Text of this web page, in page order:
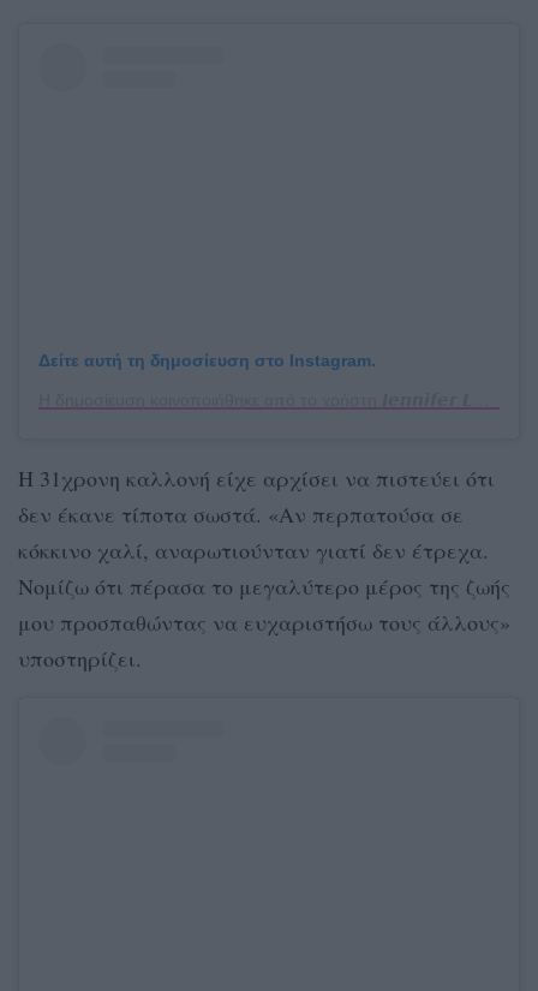
Δείτε αυτή τη δημοσίευση στο Instagram.
Η 31χρονη καλλονή είχε αρχίσει να πιστεύει ότι
δεν έκανε τίποτα σωστά. «Αν περπατούσα σε
κόκκινο χαλί, αναρωτιούνταν γιατί δεν έτρεχα.
Νομίζω ότι πέρασα το μεγαλύτερο μέρος της ζωής
μου προσπαθώντας να ευχαριστήσω τους άλλους»
υποστηρίζει.